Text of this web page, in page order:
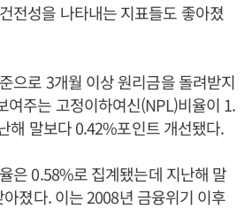
전성을 나타내는 지표들도 좋아졌
으로 3개월 이상 원리금을 돌려받지
여주는 고정이하여신(NPL)비율이 1.
해 말보다 0.42%포인트 개선됐다.
은 0.58%로 집계됐는데 지난해 말
졌다. 이는 2008년 금융위기 이후